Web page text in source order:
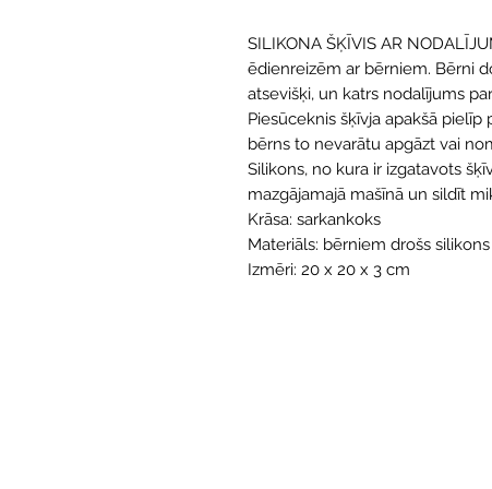
SILIKONA ŠĶĪVIS AR
ēdienreizēm ar bērniem. Bērni
atsevišķi, un katrs nodalījums
Piesūceknis šķīvja apakšā
bērns to nevarātu apgāzt vai
Silikons, no kura ir izgatavots
mazgājamajā mašīnā un sildīt
Krāsa: sarkankoks
Materiāls: bērniem drošs silikons
Izmēri: 20 x 20 x 3 cm